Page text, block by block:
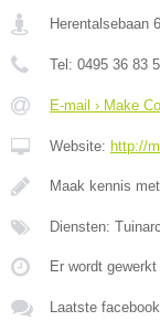
Herentalsebaan
Tel: 0495 36 83
E-mail › Make
Website: http://
Maak kennis
Diensten:
Er wordt
Laatste